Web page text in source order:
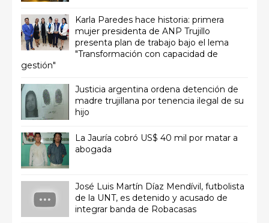
Karla Paredes hace historia: primera
mujer presidenta de ANP Trujillo
presenta plan de trabajo bajo el lema
"Transformación con capacidad de
gestión"
Justicia argentina ordena detención de
madre trujillana por tenencia ilegal de su
hijo
La Jauría cobró US$ 40 mil por matar a
abogada
José Luis Martín Díaz Mendívil, futbolista
de la UNT, es detenido y acusado de
integrar banda de Robacasas